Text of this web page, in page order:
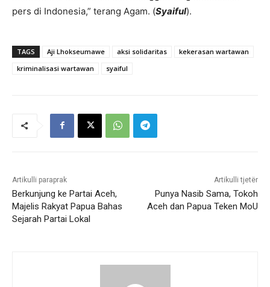
pers di Indonesia,” terang Agam. (Syaiful).
TAGS Aji Lhokseumawe aksi solidaritas
kekerasan wartawan
kriminalisasi wartawan
syaiful
Artikulli paraprak
Berkunjung ke Partai Aceh,
Majelis Rakyat Papua Bahas
Sejarah Partai Lokal
Artikulli tjetër
Punya Nasib Sama, Tokoh
Aceh dan Papua Teken MoU